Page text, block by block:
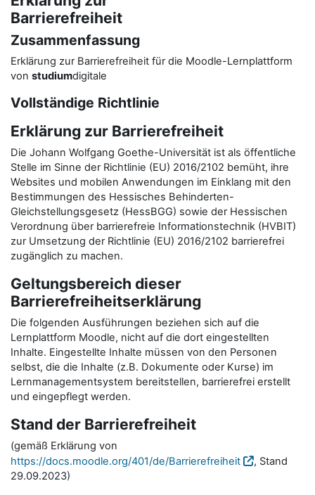
Barrierefreiheit
Zusammenfassung
Erklärung zur Barrierefreiheit für die Moodle-Lernplattform
von studiumdigitale
Vollständige Richtlinie
Erklärung zur Barrierefreiheit
Die Johann Wolfgang Goethe-Universität ist als öffentliche
Stelle im Sinne der Richtlinie (EU) 2016/2102 bemüht, ihre
Websites und mobilen Anwendungen im Einklang mit den
Bestimmungen des Hessisches Behinderten-
Gleichstellungsgesetz (HessBGG) sowie der Hessischen
Verordnung über barrierefreie Informationstechnik (HVBIT)
zur Umsetzung der Richtlinie (EU) 2016/2102 barrierefrei
zugänglich zu machen.
Geltungsbereich dieser
Barrierefreiheitserklärung
Die folgenden Ausführungen beziehen sich auf die
Lernplattform Moodle, nicht auf die dort eingestellten
Inhalte. Eingestellte Inhalte müssen von den Personen
selbst, die die Inhalte (z.B. Dokumente oder Kurse) im
Lernmanagementsystem bereitstellen, barrierefrei erstellt
und eingepflegt werden.
Stand der Barrierefreiheit
(gemäß Erklärung von
https://docs.moodle.org/401/de/Barrierefreiheit
, Stand
29.09.2023)